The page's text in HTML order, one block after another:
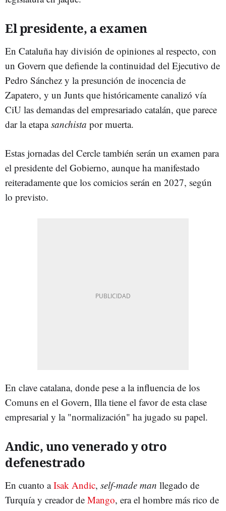
El presidente, a examen
En Cataluña hay división de opiniones al respecto, con
un Govern que defiende la continuidad del Ejecutivo de
Pedro Sánchez y la presunción de inocencia de
Zapatero, y un Junts que históricamente canalizó vía
CiU las demandas del empresariado catalán, que parece
dar la etapasanchista por muerta.
Estas jornadas del Cercle también serán un examen para
el presidente del Gobierno, aunque ha manifestado
reiteradamente que los comicios serán en 2027, según
lo previsto.
En clave catalana, donde pese a la influencia de los
Comuns en el Govern, Illa tiene el favor de esta clase
empresarial y la "normalización" ha jugado su papel.
Andic, uno venerado y otro
defenestrado
En cuanto aIsak Andic, self-made man llegado de
Turquía y creador de Mango, era el hombre más rico de